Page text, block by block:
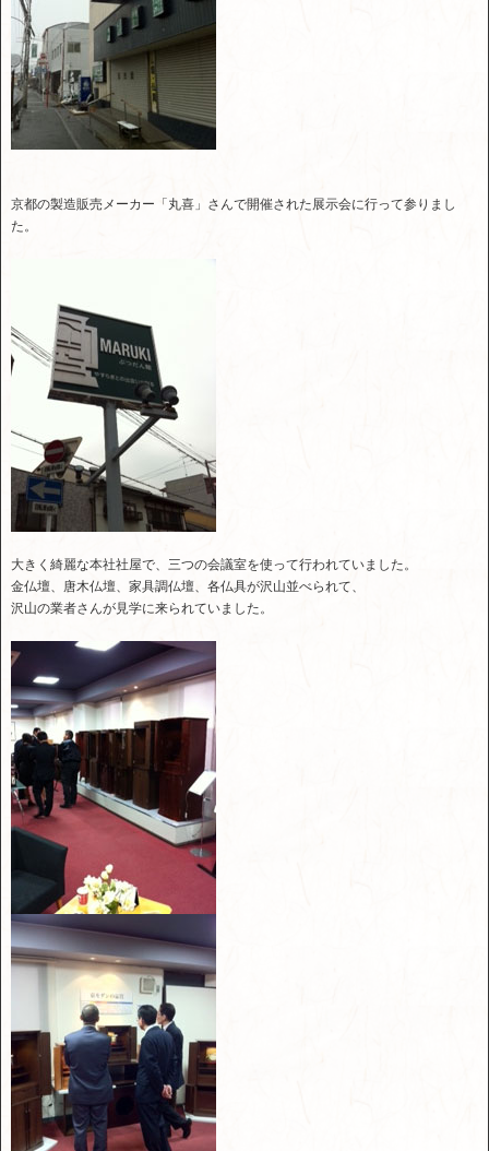
京都の製造販売メーカー「丸喜」さんで開催された展示会に行って参りまし
た。
大きく綺麗な本社社屋で、三つの会議室を使って行われていました。
金仏壇、唐木仏壇、家具調仏壇、各仏具が沢山並べられて、
沢山の業者さんが見学に来られていました。